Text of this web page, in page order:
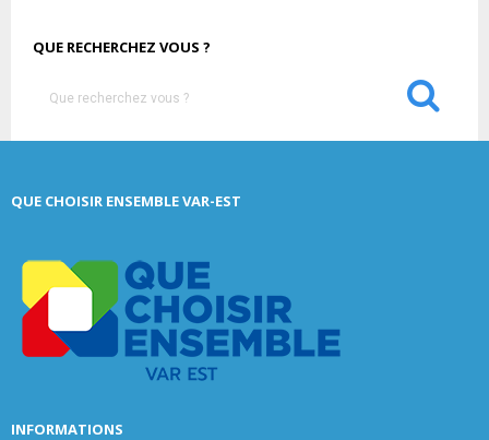
QUE RECHERCHEZ VOUS ?
h
S
QUE CHOISIR ENSEMBLE VAR-EST
INFORMATIONS